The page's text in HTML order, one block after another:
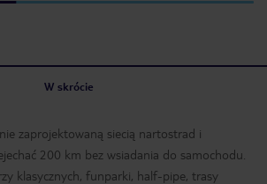
W skrócie
zaprojektowaną siecią nartostrad i
200 km bez wsiadania do samochodu.
klasycznych, funparki, half-pipe, trasy